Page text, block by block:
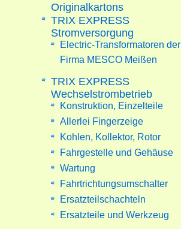
Originalkartons
TRIX EXPRESS
Stromversorgung
Electric-Transformatoren der
Firma MESCO Meißen
TRIX EXPRESS
Wechselstrombetrieb
Konstruktion, Einzelteile
Allerlei Fingerzeige
Kohlen, Kollektor, Rotor
Fahrgestelle und Gehäuse
Wartung
Fahrtrichtungsumschalter
Ersatzteilschachteln
Ersatzteile und Werkzeug